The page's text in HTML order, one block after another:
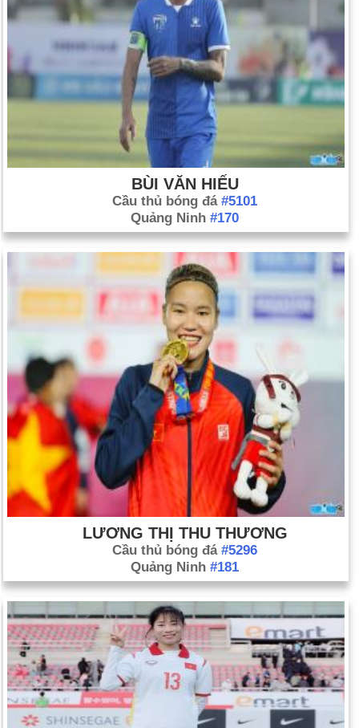
BÙI VĂN HIẾU
Cầu thủ bóng đá #5101
Quảng Ninh #170
LƯƠNG THỊ THU THƯƠNG
Cầu thủ bóng đá #5296
Quảng Ninh #181